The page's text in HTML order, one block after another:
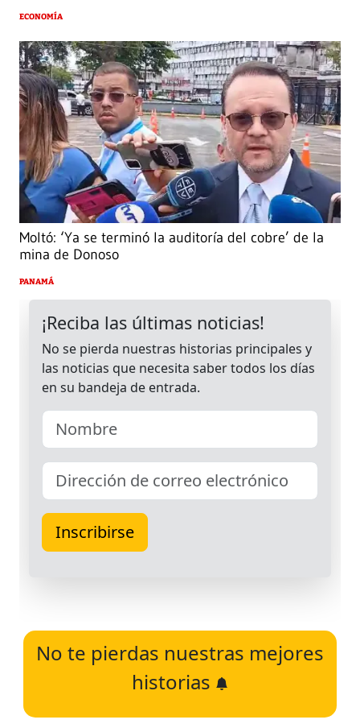
ECONOMÍA
Moltó: ‘Ya se terminó la auditoría del cobre’ de la
mina de Donoso
PANAMÁ
No te pierdas nuestras mejores
historias